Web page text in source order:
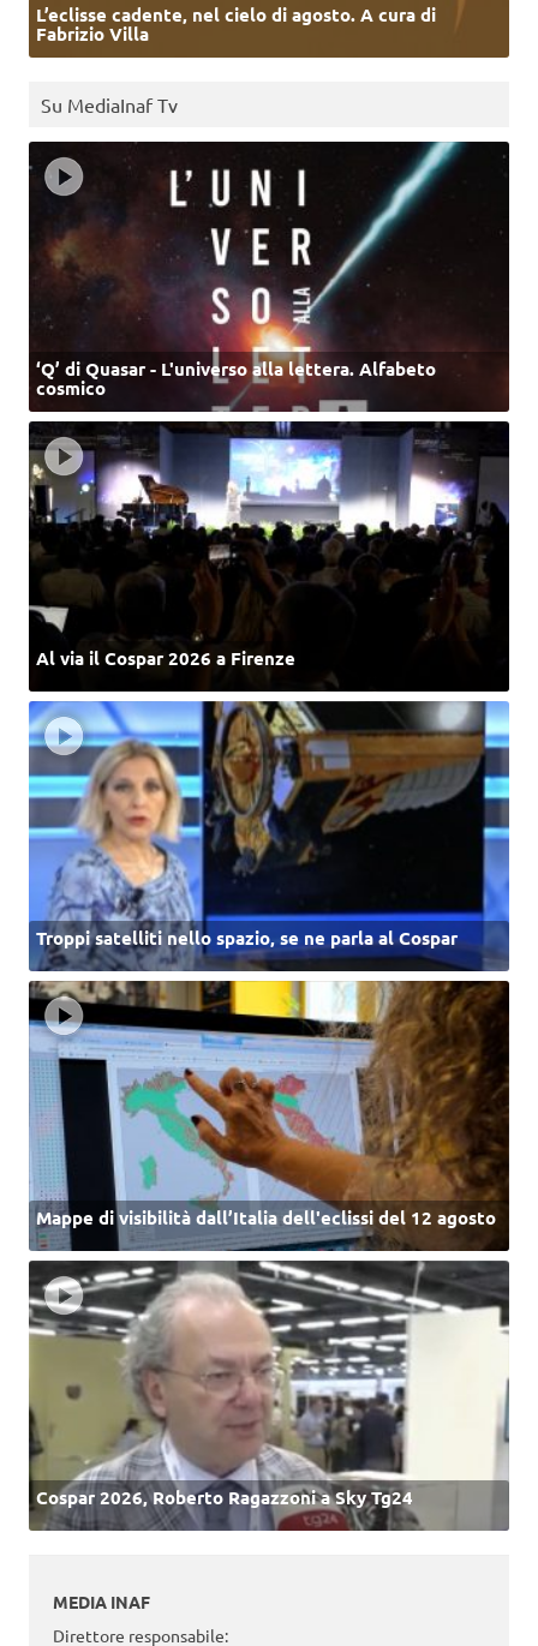
L’eclisse cadente, nel cielo di agosto. A cura di
Fabrizio Villa
Su MediaInaf Tv
‘Q’ di Quasar - L'universo alla lettera. Alfabeto
cosmico
Al via il Cospar 2026 a Firenze
Troppi satelliti nello spazio, se ne parla al Cospar
Mappe di visibilità dall’Italia dell'eclissi del 12 agosto
Cospar 2026, Roberto Ragazzoni a Sky Tg24
MEDIA INAF
Direttore responsabile: